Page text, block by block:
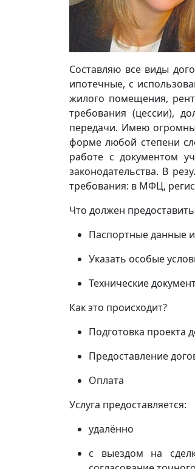
Составляю все виды
ипотечные, с
жилого помещения,
требования (цессии),
передачи. Имею
форме любой степени
работе с документом
законодательства. В
требования: в МФЦ,
Что должен
Паспортные данные
Указать особые
Технические
Как это происходит?
Подготовка проекта
Предоставление
Оплата
Услуга предоставляется:
удалённо
с выездом на